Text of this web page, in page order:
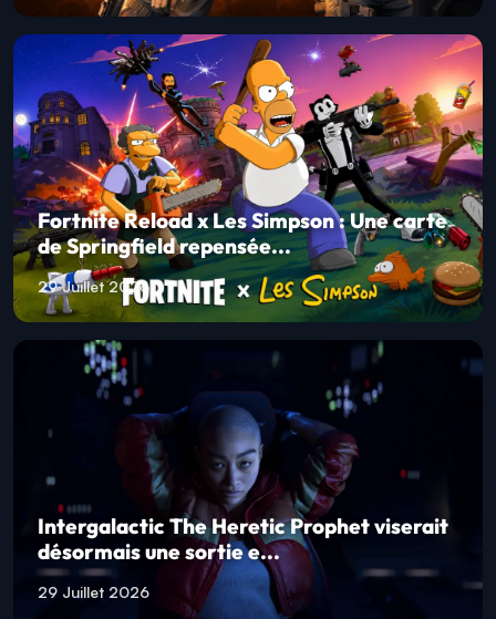
Fortnite Reload x Les Simpson : Une carte
de Springfield repensée...
29 Juillet 2026
Intergalactic The Heretic Prophet viserait
désormais une sortie e...
29 Juillet 2026